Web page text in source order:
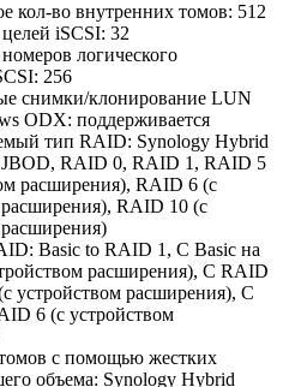
кол-во внутренних томов: 512
iSCSI: 32
логического
256
снимки/клонирование LUN
ODX: поддерживается
тип RAID: Synology Hybrid
RAID 0, RAID 1, RAID 5
расширения), RAID 6 (с
RAID 10 (с
Basic to RAID 1, С Basic на
расширения), С RAID
устройством расширения), С
6 (с устройством
с помощью жестких
объема: Synology Hybrid